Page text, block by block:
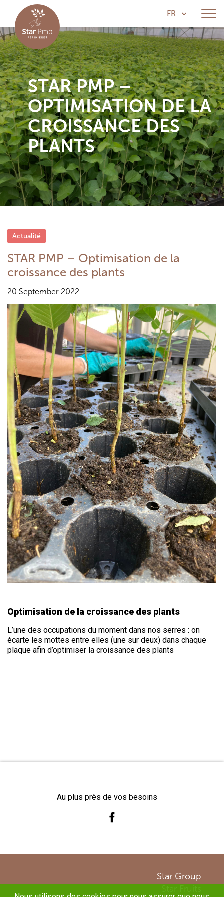
FR
STAR PMP –
OPTIMISATION DE LA
CROISSANCE DES
PLANTS
Actualité
STAR PMP – Optimisation de la
croissance des plants
20 September 2022
Optimisation de la croissance des plants
L’une des occupations du moment dans nos serres : on
écarte les mottes entre elles (une sur deux) dans chaque
plaque afin d’optimiser la croissance des plants
Au plus près de vos besoins
Star Group